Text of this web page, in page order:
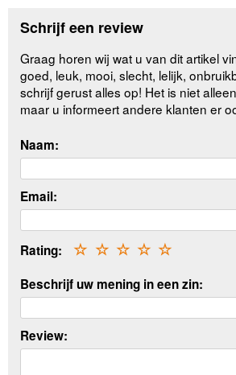
Schrijf een review
Graag horen wij wat u van dit artikel
goed, leuk, mooi, slecht, lelijk,
schrijf gerust alles op! Het is niet
maar u informeert andere klanten er
Naam:
Email:
Rating: ☆
☆
☆
☆
☆
Beschrijf uw mening in een zin:
Review: